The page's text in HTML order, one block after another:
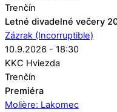
Trenčín
Letné divadelné večery
Zázrak (Incorruptible)
10.9.2026 - 18:30
KKC Hviezda
Trenčín
Premiéra
Molière: Lakomec